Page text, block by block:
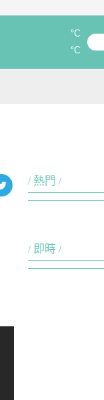
°C
°C
熱門
即時